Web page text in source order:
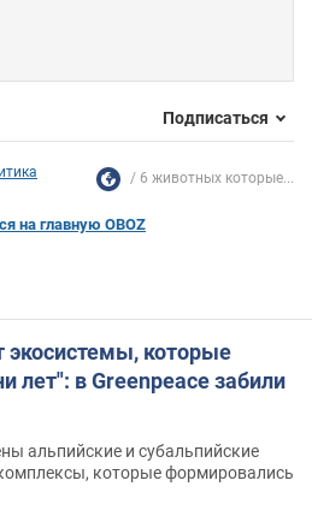
Подписаться
6 животных которые...
на главную OBOZ
которые
лет": в Greenpeace забили
альпийские и субальпийские
которые формировались